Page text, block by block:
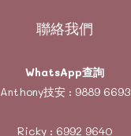
聯絡我們
WhatsApp查詢
Anthony技安 : 9889 6693
Ricky : 6992 9640